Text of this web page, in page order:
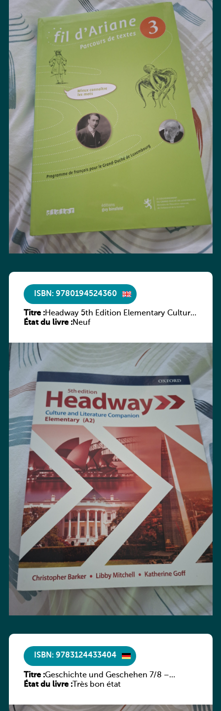
ISBN: 9780194524360
Titre :Headway 5th Edition Elementary Culture
and Literature Companion
État du livre :Neuf
ISBN: 9783124433404
Titre :Geschichte und Geschehen 7/8 –
Rheinland-Pfalz
État du livre :Très bon état